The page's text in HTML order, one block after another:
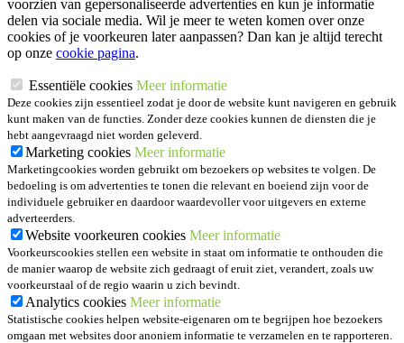
voorzien van gepersonaliseerde advertenties en kun je informatie
delen via sociale media. Wil je meer te weten komen over onze
cookies of je voorkeuren later aanpassen? Dan kan je altijd terecht
op onze cookie pagina.
Essentiële cookies Meer informatie
Deze cookies zijn essentieel zodat je door de website kunt navigeren en gebruik
kunt maken van de functies. Zonder deze cookies kunnen de diensten die je
hebt aangevraagd niet worden geleverd.
Marketing cookies Meer informatie
Marketingcookies worden gebruikt om bezoekers op websites te volgen. De
bedoeling is om advertenties te tonen die relevant en boeiend zijn voor de
individuele gebruiker en daardoor waardevoller voor uitgevers en externe
adverteerders.
Website voorkeuren cookies Meer informatie
Voorkeurscookies stellen een website in staat om informatie te onthouden die
de manier waarop de website zich gedraagt of eruit ziet, verandert, zoals uw
voorkeurstaal of de regio waarin u zich bevindt.
Analytics cookies Meer informatie
Statistische cookies helpen website-eigenaren om te begrijpen hoe bezoekers
omgaan met websites door anoniem informatie te verzamelen en te rapporteren.